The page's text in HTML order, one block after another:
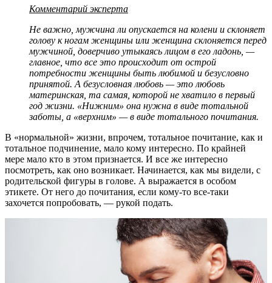
Комментарий эксперта
Не важно, мужчина ли опускается на колени и склоняет
голову к ногам женщины или женщина склоняется перед
мужчиной, доверчиво утыкаясь лицом в его ладонь, —
главное, что все это происходит от острой
потребности женщины быть любимой и безусловно
принятой. А безусловная любовь — это любовь
материнская, та самая, которой не хватило в первый
год жизни. «Нижним» она нужна в виде тотальной
заботы, а «верхним» — в виде тотального почитания.
В «нормальной» жизни, впрочем, тотальное почитание, как и
тотальное подчинение, мало кому интересно. По крайней
мере мало кто в этом признается. И все же интересно
посмотреть, как оно возникает. Начинается, как мы видели, с
родительской фигуры в голове. А выражается в особом
этикете. От него до почитания, если кому-то все-таки
захочется попробовать, — рукой подать.